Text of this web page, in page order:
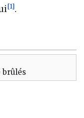
[1].
brûlés